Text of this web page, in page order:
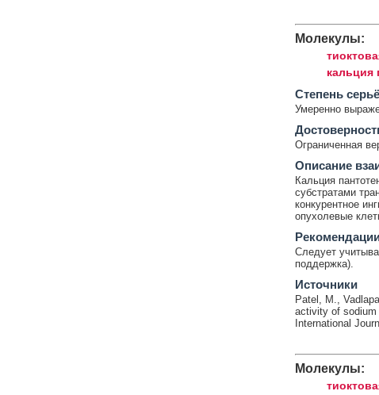
Молекулы:
кальция
Cтепень
Умеренно
Ограниченная
Описание
Кальция
субстратами
конкурентное
опухолевые
Следует
поддержка).
Источники
Patel, M.,
activity of sodium
International
Молекулы: